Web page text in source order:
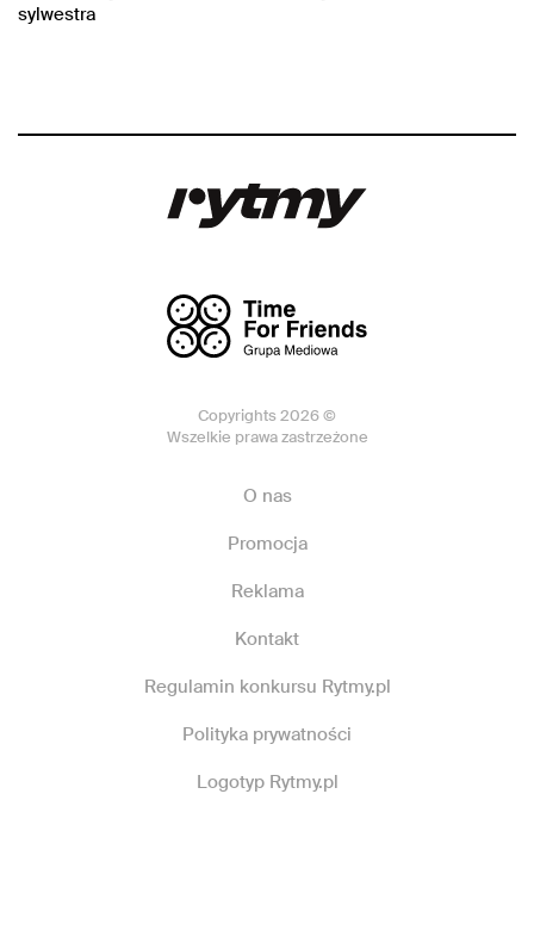
sylwestra
Copyrights 2026 ©
Wszelkie prawa zastrzeżone
O nas
Promocja
Reklama
Kontakt
Regulamin konkursu Rytmy.pl
Polityka prywatności
Logotyp Rytmy.pl